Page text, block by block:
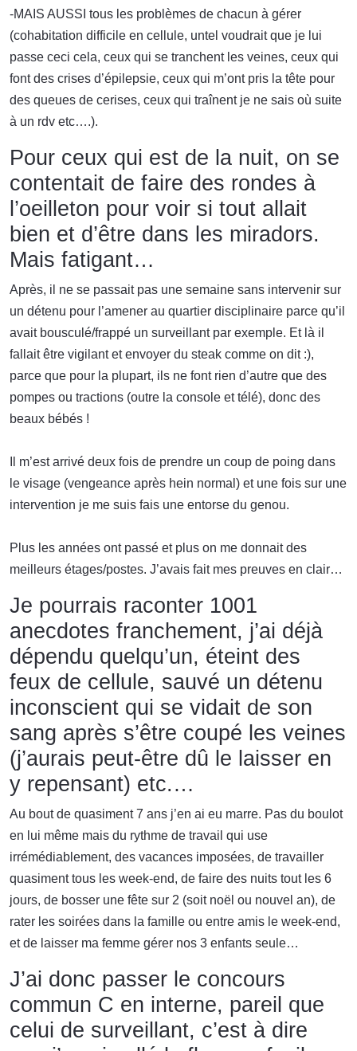
-MAIS AUSSI tous les problèmes de chacun à gérer
(cohabitation difficile en cellule, untel voudrait que je lui
passe ceci cela, ceux qui se tranchent les veines, ceux qui
font des crises d’épilepsie, ceux qui m’ont pris la tête pour
des queues de cerises, ceux qui traînent je ne sais où suite
à un rdv etc….).
Pour ceux qui est de la nuit, on se
contentait de faire des rondes à
l’oeilleton pour voir si tout allait
bien et d’être dans les miradors.
Mais fatigant…
Après, il ne se passait pas une semaine sans intervenir sur
un détenu pour l’amener au quartier disciplinaire parce qu’il
avait bousculé/frappé un surveillant par exemple. Et là il
fallait être vigilant et envoyer du steak comme on dit :),
parce que pour la plupart, ils ne font rien d’autre que des
pompes ou tractions (outre la console et télé), donc des
beaux bébés !
Il m’est arrivé deux fois de prendre un coup de poing dans
le visage (vengeance après hein normal) et une fois sur une
intervention je me suis fais une entorse du genou.
Plus les années ont passé et plus on me donnait des
meilleurs étages/postes. J’avais fait mes preuves en clair…
Je pourrais raconter 1001
anecdotes franchement, j’ai déjà
dépendu quelqu’un, éteint des
feux de cellule, sauvé un détenu
inconscient qui se vidait de son
sang après s’être coupé les veines
(j’aurais peut-être dû le laisser en
y repensant) etc.…
Au bout de quasiment 7 ans j’en ai eu marre. Pas du boulot
en lui même mais du rythme de travail qui use
irrémédiablement, des vacances imposées, de travailler
quasiment tous les week-end, de faire des nuits tout les 6
jours, de bosser une fête sur 2 (soit noël ou nouvel an), de
rater les soirées dans la famille ou entre amis le week-end,
et de laisser ma femme gérer nos 3 enfants seule…
J’ai donc passer le concours
commun C en interne, pareil que
celui de surveillant, c’est à dire